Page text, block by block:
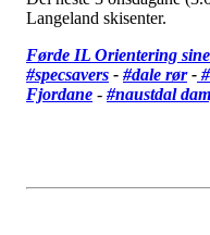
Langeland skisenter.
Førde IL Orientering
#specsavers - #dale rør-
Fjordane - #naustdal